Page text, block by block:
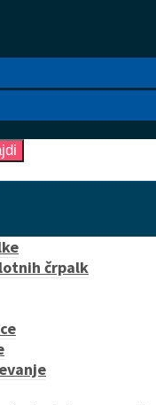
črpalk